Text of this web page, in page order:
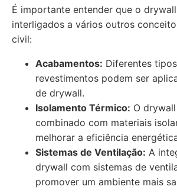
É importante entender que o
interligados a vários outros
civil:
Acabamentos: Diferentes
revestimentos podem ser
de drywall.
Isolamento Térmico: O
combinado com materiais
melhorar a eficiência
Sistemas de Ventilação: A
drywall com sistemas de
promover um ambiente mais